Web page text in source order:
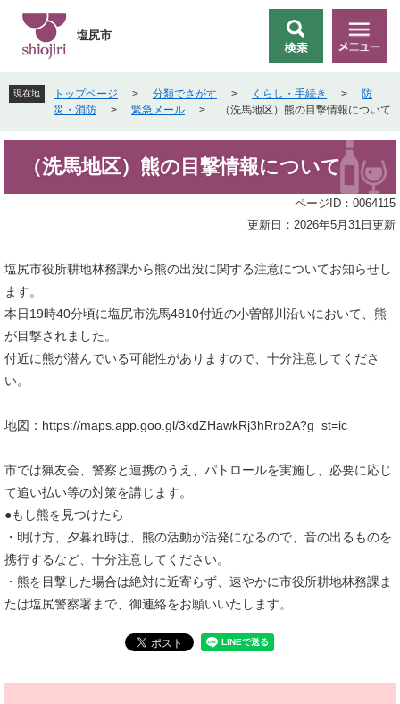
先
頭
す
を
飛
し
文
索
メ
ニ
ー
塩尻市
現在地 トップページ > 分類でさがす > くらし・手続き >
防
災・消防
> 緊急メール > （洗馬地区）熊の目撃情報について
（洗馬地区）熊の目撃情報について
ページID：0064115
更新日：2026年5月31日更新
塩尻市役所耕地林務課から熊の出没に関する注意についてお知らせし
ます。
本日19時40分頃に塩尻市洗馬4810付近の小曽部川沿いにおいて、熊
が目撃されました。
付近に熊が潜んでいる可能性がありますので、十分注意してくださ
い。
地図：https://maps.app.goo.gl/3kdZHawkRj3hRrb2A?g_st=ic
市では猟友会、警察と連携のうえ、パトロールを実施し、必要に応じ
て追い払い等の対策を講じます。
●もし熊を見つけたら
・明け方、夕暮れ時は、熊の活動が活発になるので、音の出るものを
携行するなど、十分注意してください。
・熊を目撃した場合は絶対に近寄らず、速やかに市役所耕地林務課ま
たは塩尻警察署まで、御連絡をお願いいたします。